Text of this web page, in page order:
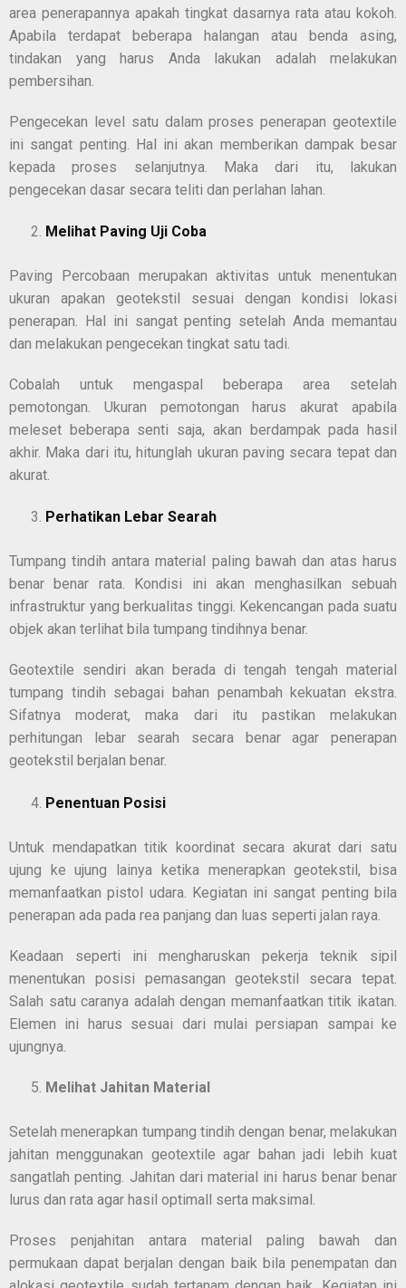
area penerapannya apakah tingkat dasarnya rata atau kokoh.
Apabila terdapat beberapa halangan atau benda asing,
tindakan yang harus Anda lakukan adalah melakukan
pembersihan.
Pengecekan level satu dalam proses penerapan geotextile
ini sangat penting. Hal ini akan memberikan dampak besar
kepada proses selanjutnya. Maka dari itu, lakukan
pengecekan dasar secara teliti dan perlahan lahan.
Melihat Paving Uji Coba
Paving Percobaan merupakan aktivitas untuk menentukan
ukuran apakan geotekstil sesuai dengan kondisi lokasi
penerapan. Hal ini sangat penting setelah Anda memantau
dan melakukan pengecekan tingkat satu tadi.
Cobalah untuk mengaspal beberapa area setelah
pemotongan. Ukuran pemotongan harus akurat apabila
meleset beberapa senti saja, akan berdampak pada hasil
akhir. Maka dari itu, hitunglah ukuran paving secara tepat dan
akurat.
Perhatikan Lebar Searah
Tumpang tindih antara material paling bawah dan atas harus
benar benar rata. Kondisi ini akan menghasilkan sebuah
infrastruktur yang berkualitas tinggi. Kekencangan pada suatu
objek akan terlihat bila tumpang tindihnya benar.
Geotextile sendiri akan berada di tengah tengah material
tumpang tindih sebagai bahan penambah kekuatan ekstra.
Sifatnya moderat, maka dari itu pastikan melakukan
perhitungan lebar searah secara benar agar penerapan
geotekstil berjalan benar.
Penentuan Posisi
Untuk mendapatkan titik koordinat secara akurat dari satu
ujung ke ujung lainya ketika menerapkan geotekstil, bisa
memanfaatkan pistol udara. Kegiatan ini sangat penting bila
penerapan ada pada rea panjang dan luas seperti jalan raya.
Keadaan seperti ini mengharuskan pekerja teknik sipil
menentukan posisi pemasangan geotekstil secara tepat.
Salah satu caranya adalah dengan memanfaatkan titik ikatan.
Elemen ini harus sesuai dari mulai persiapan sampai ke
ujungnya.
Melihat Jahitan Material
Setelah menerapkan tumpang tindih dengan benar, melakukan
jahitan menggunakan geotextile agar bahan jadi lebih kuat
sangatlah penting. Jahitan dari material ini harus benar benar
lurus dan rata agar hasil optimall serta maksimal.
Proses penjahitan antara material paling bawah dan
permukaan dapat berjalan dengan baik bila penempatan dan